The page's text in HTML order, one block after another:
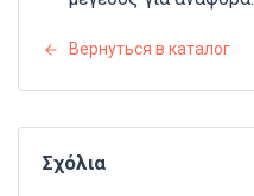
Вернуться в каталог
Σχόλια